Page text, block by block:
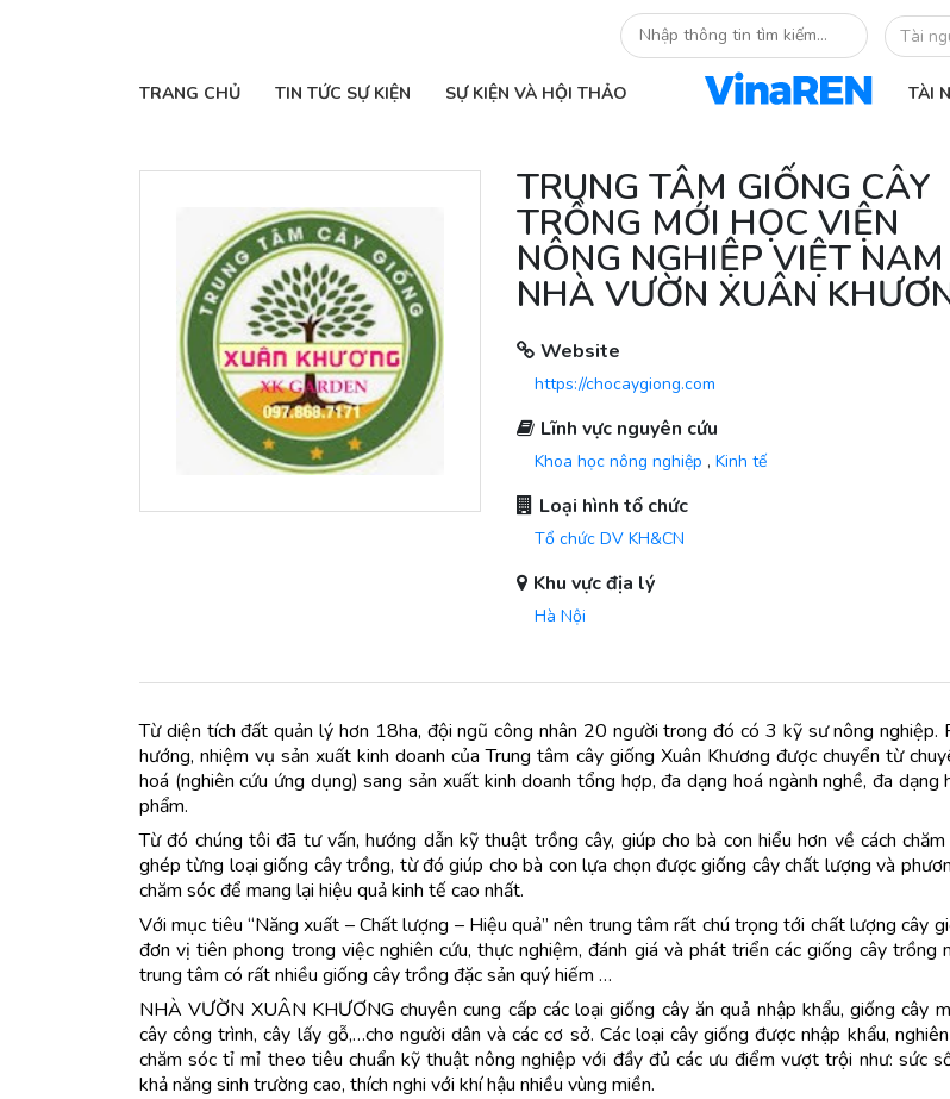
Tài
TRANG CHỦ TIN TỨC SỰ KIỆN SỰ KIỆN VÀ HỘI THẢO TÀI
TRUNG TÂM GIỐNG CÂY
TRỒNG MỚI HỌC VIỆN
NÔNG NGHIỆP VIỆT
NHÀ VƯỜN XUÂN
Website
https://chocaygiong.com
Lĩnh vực nguyên cứu
Khoa học nông nghiệp , Kinh tế
Loại hình tổ chức
Tổ chức DV KH&CN
Khu vực địa lý
Hà Nội
Từ diện tích đất quản lý hơn 18ha, đội ngũ công nhân 20 người trong đó có 3 kỹ sư nông nghiệp.
hướng, nhiệm vụ sản xuất kinh doanh của Trung tâm cây giống Xuân Khương được chuyển từ
hoá (nghiên cứu ứng dụng) sang sản xuất kinh doanh tổng hợp, đa dạng hoá ngành nghề, đa dạng
phẩm.
Từ đó chúng tôi đã tư vấn, hướng dẫn kỹ thuật trồng cây, giúp cho bà con hiểu hơn về cách chăm
ghép từng loại giống cây trồng, từ đó giúp cho bà con lựa chọn được giống cây chất lượng và
chăm sóc để mang lại hiệu quả kinh tế cao nhất.
Với mục tiêu “Năng xuất – Chất lượng – Hiệu quả” nên trung tâm rất chú trọng tới chất lượng cây
đơn vị tiên phong trong việc nghiên cứu, thực nghiệm, đánh giá và phát triển các giống cây trồng
trung tâm có rất nhiều giống cây trồng đặc sản quý hiếm …
NHÀ VƯỜN XUÂN KHƯƠNG chuyên cung cấp các loại giống cây ăn quả nhập khẩu, giống cây
cây công trình, cây lấy gỗ,…cho người dân và các cơ sở. Các loại cây giống được nhập khẩu,
chăm sóc tỉ mỉ theo tiêu chuẩn kỹ thuật nông nghiệp với đầy đủ các ưu điểm vượt trội như: sức
khả năng sinh trường cao, thích nghi với khí hậu nhiều vùng miền.